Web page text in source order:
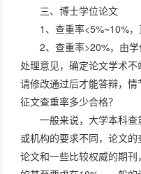
三、博士学位论文
1、查重率<5%~10%
2、查重率>20%，由
处理意见，确定论文学术
请修改通过后才能答辩，情
征文查重率多少合格？
一般来说，大学本科
或机构的要求不同，论文
论文和一些比较权威的期